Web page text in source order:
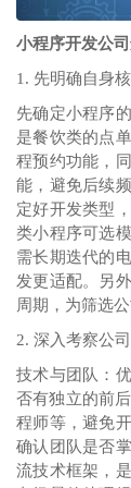
小程序开发公
1. 先明确自身
先确定小程序
是餐饮类的点
程预约功能，
能，避免后续
定好开发类型
类小程序可选
需长期迭代的
发更适配。另
周期，为筛选
2. 深入考察公
技术与团队：
否有独立的前
程师等，避免
确认团队是否
流技术框架，